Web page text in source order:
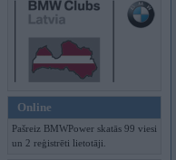
Online
Pašreiz BMWPower skatās 99 viesi
un 2 reģistrēti lietotāji.